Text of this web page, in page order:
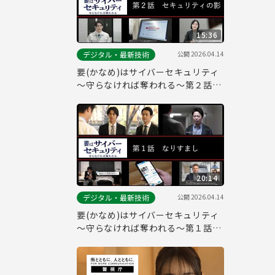
15:36
デジタル・最新技術
公開2026.04.14
要(かなめ)はサイバーセキュリティ
～守らなければ奪われる～第２話
理者向け)
20:14
デジタル・最新技術
公開2026.04.14
要(かなめ)はサイバーセキュリティ
～守らなければ奪われる～第１話